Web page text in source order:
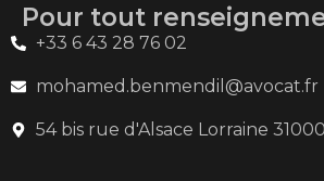
Pour tout
+33 6 43 28 76 02
mohamed.benmendil@avocat.fr
54 bis rue d'Alsace Lorraine